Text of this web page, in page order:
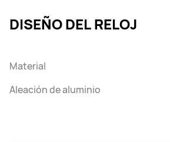
DISEÑO DEL RELOJ
Material
Aleación de aluminio